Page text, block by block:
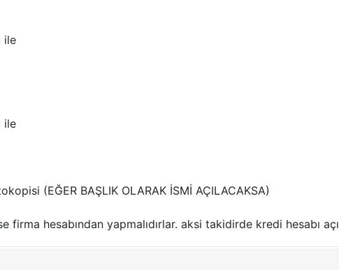
ile
ile
(EĞER BAŞLIK OLARAK İSMİ AÇILACAKSA)
firma hesabından yapmalıdırlar. aksi takidirde kredi hesabı